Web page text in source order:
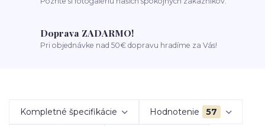
Doprava ZADARMO!
Pri objednávke nad 50€ dopravu hradíme za Vás!
Kompletné špecifikácie Hodnotenie 57